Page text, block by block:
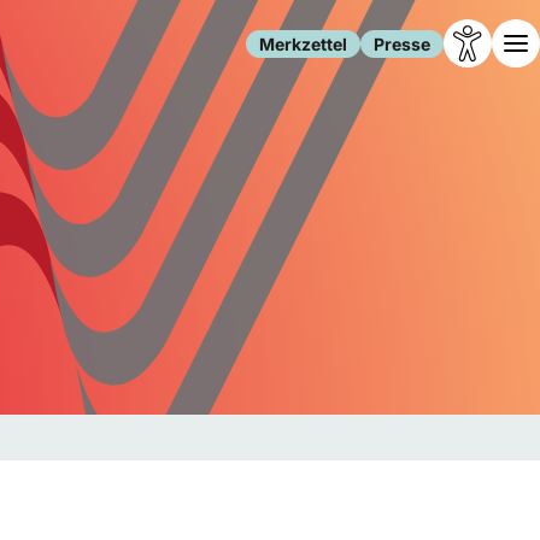
Merkzettel Presse
Leben
Familie
Freizeit
Gesundheit
Internet
Gesellschaft
Forschung
Migration
Polizei